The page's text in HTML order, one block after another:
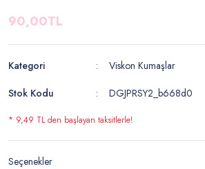
90,00TL
Kategori
Viskon Kumaşlar
Stok Kodu
DGJPRSY2_b668d0
* 9,49 TL den başlayan taksitlerle!
Seçenekler